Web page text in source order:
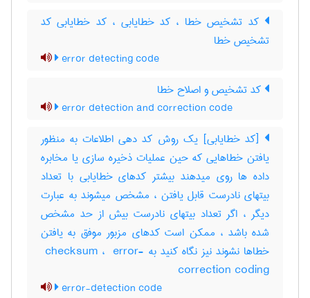
کد تشخیص خطا ، کد خطایابی ، کد خطایابی کد
تشخیص خطا
error detecting code
کد تشخیص و اصلاح خطا
error detection and correction code
[کد خطایابی] یک روش کد دهی اطلاعات به منظور
یافتن خطاهایی که حین عملیات ذخیره سازی یا مخابره
داده ها روی میدهند بیشتر کدهای خطایابی با تعداد
بیتهای نادرست قابل یافتن ، مشخص میشوند به عبارت
دیگر ، اگر تعداد بیتهای نادرست بیش از حد مشخص
شده باشد ، ممکن است کدهای مزبور موفق به یافتن
خطاها نشوند نیز نگاه کنید به ‎ checksum ، ‎ error-
correction coding
error-detection code